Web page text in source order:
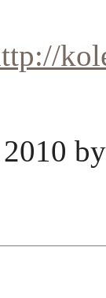
2010